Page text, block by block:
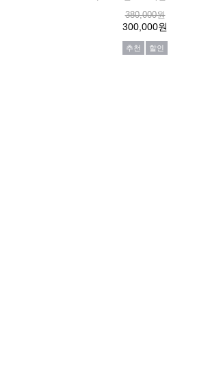
380,000원
300,000원
추천 할인